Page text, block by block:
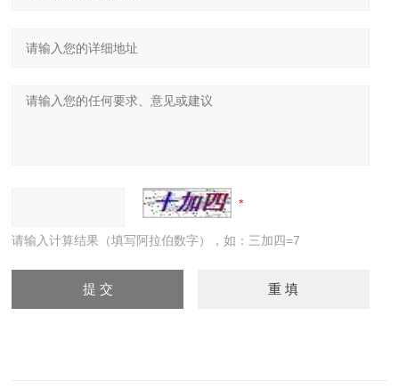
请输入计算结果（填写阿拉伯数字），如：三加四=7